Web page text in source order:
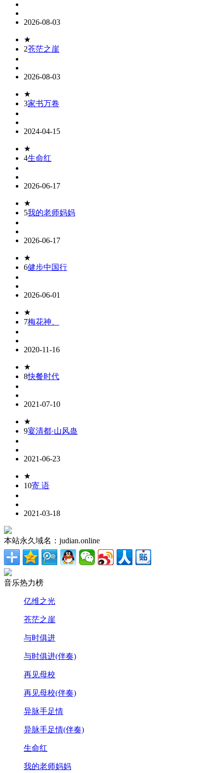
2026-08-03
★
2苍茫之崖
2026-08-03
★
3家书万卷
2024-04-15
★
4生命红
2026-06-17
★
5我的老师妈妈
2026-06-17
★
6健步中国行
2026-06-01
★
7梅花神、
2020-11-16
★
8快餐时代
2021-07-10
★
9宴清都·山风蛊
2021-06-23
★
10寄 语
2021-03-18
本站永久域名：judian.online
音乐热力榜
亿维之光
苍茫之崖
与时俱进
与时俱进(伴奏)
再见母校
再见母校(伴奏)
异脉手足情
异脉手足情(伴奏)
生命红
我的老师妈妈